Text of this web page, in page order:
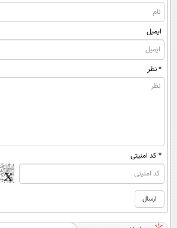
ایمیل
* نظر
* کد امنیتی